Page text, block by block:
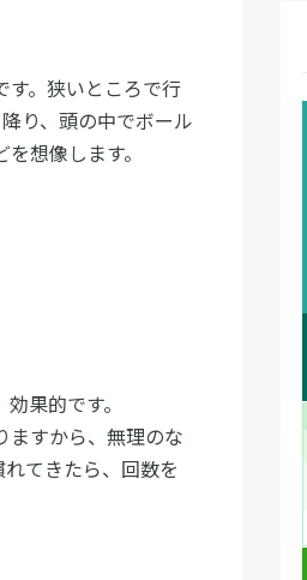
す。狭いところで行
り、頭の中でボール
想像します。
果的です。
ますから、無理のな
てきたら、回数を